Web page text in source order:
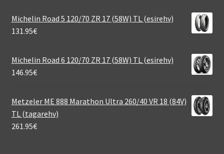
Michelin Road 5 120/70 ZR 17 (58W) TL (esirehv)
131.95€
Michelin Road 6 120/70 ZR 17 (58W) TL (esirehv)
146.95€
Metzeler ME 888 Marathon Ultra 260/40 VR 18 (84V)
TL (tagarehv)
261.95€